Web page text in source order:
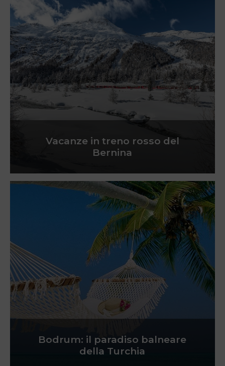
Vacanze in treno rosso del
Bernina
Bodrum: il paradiso balneare
della Turchia